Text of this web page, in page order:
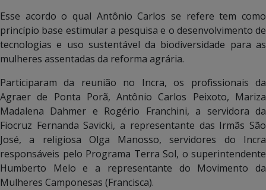
Esse acordo o qual Antônio Carlos se refere tem como
princípio base estimular a pesquisa e o desenvolvimento de
tecnologias e uso sustentável da biodiversidade para as
mulheres assentadas da reforma agrária.
Participaram da reunião no Incra, os profissionais da
Agraer de Ponta Porã, Antônio Carlos Peixoto, Mariza
Madalena Dahmer e Rogério Franchini, a servidora da
Fiocruz Fernanda Savicki, a representante das Irmãs São
José, a religiosa Olga Manosso, servidores do Incra
responsáveis pelo Programa Terra Sol, o superintendente
Humberto Melo e a representante do Movimento da
Mulheres Camponesas (Francisca).